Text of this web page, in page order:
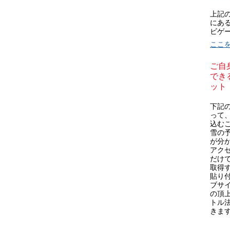
上記
にあ
ビゲ
ここ
ご自
でき
ット
下記
って
込む
雪の
が分
アク
だけ
取得
貼り
ブサ
の頂
トル
きま